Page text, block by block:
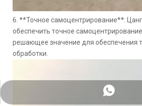
6. **Точное самоцентрирование**:
обеспечить точное
решающее значение для обеспечения
обработки.
+8615969637563